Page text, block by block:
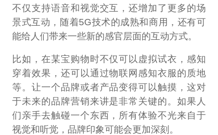
不仅支持语音和视觉交互，还增加了更多的场
景式互动，随着5G技术的成熟和商用，还有可
能给人们带来一些新的感官层面的互动方式。
比如，在某宝购物时不仅可以虚拟试衣，感知
穿着效果，还可以通过物联网感知衣服的质地
等。让一个品牌或者产品变得可以触摸，这对
于未来的品牌营销来讲是非常关键的。如果人
们亲手去触碰一个东西，所有体验不光来自于
视觉和听觉，品牌印象可能会更加深刻。